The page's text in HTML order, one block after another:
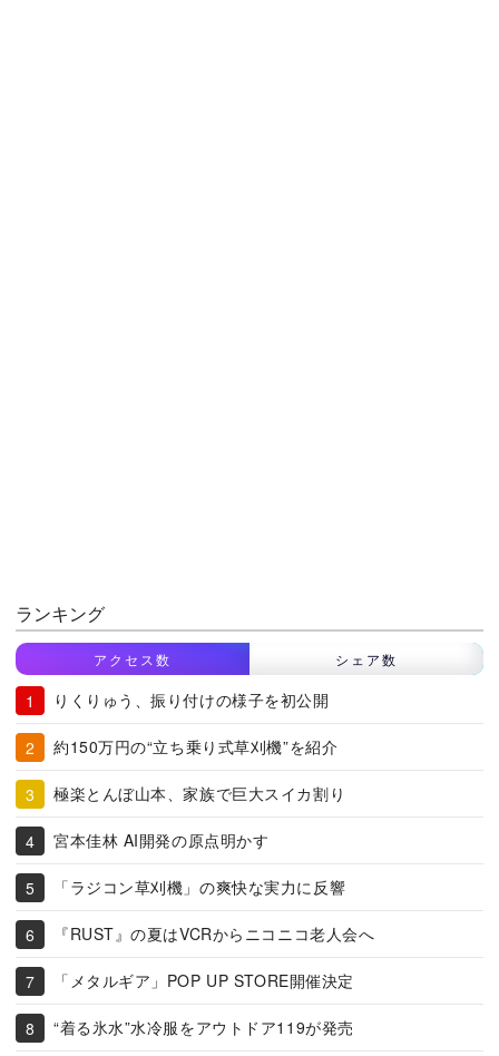
ランキング
アクセス数 シェア数
りくりゅう、振り付けの様子を初公開
約150万円の“立ち乗り式草刈機”を紹介
極楽とんぼ山本、家族で巨大スイカ割り
宮本佳林 AI開発の原点明かす
「ラジコン草刈機」の爽快な実力に反響
『RUST』の夏はVCRからニコニコ老人会へ
「メタルギア」POP UP STORE開催決定
“着る氷水”水冷服をアウトドア119が発売